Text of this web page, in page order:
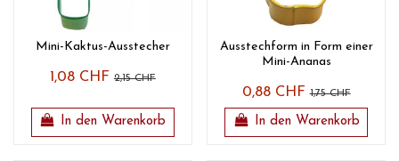
Mini-Kaktus-Ausstecher
1,08 CHF2,15 CHF
In den Warenkorb
Ausstechform in Form einer
Mini-Ananas
0,88 CHF1,75 CHF
In den Warenkorb